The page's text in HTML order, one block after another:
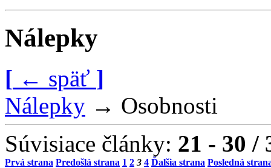
Nálepky
[ ← späť ]
Nálepky → Osobnosti
Súvisiace články: 21 - 30 /
Prvá strana Predošlá strana 1 2 3 4 Ďalšia strana Posledná